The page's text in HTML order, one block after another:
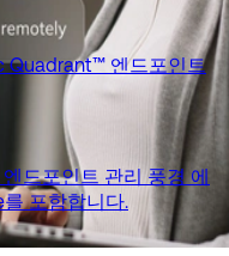
Quadrant™ 엔드포인트
드포인트 관리 풍경 에
포함합니다.